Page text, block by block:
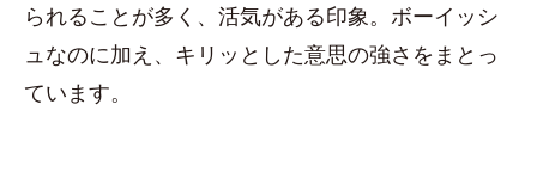
られることが多く、活気がある印象。ボーイッシ
ュなのに加え、キリッとした意思の強さをまとっ
ています。